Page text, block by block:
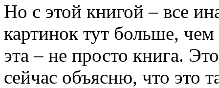
Но с этой книгой – все
картинок тут больше, чем
эта – не просто книга.
сейчас объясню, что это